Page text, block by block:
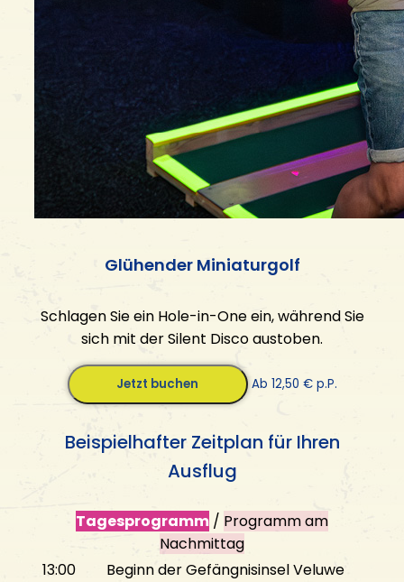
Glühender Miniaturgolf
Schlagen Sie ein Hole-in-One ein, während Sie
sich mit der Silent Disco austoben.
Jetzt buchen Ab 12,50 € p.P.
Beispielhafter Zeitplan für Ihren
Ausflug
Tagesprogramm / Programm am
Nachmittag
13:00
Beginn der Gefängnisinsel Veluwe